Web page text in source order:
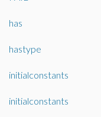
has
hastype
initialconstants
initialconstants